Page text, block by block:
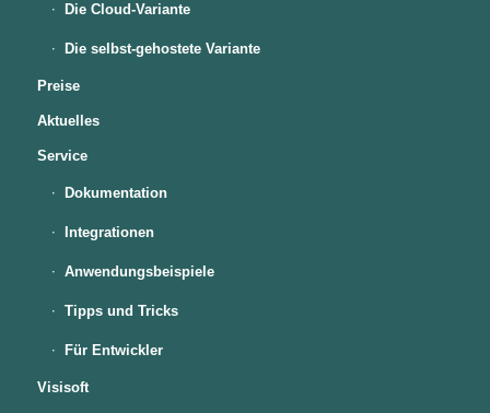
Die Cloud-Variante
Die selbst-gehostete Variante
Preise
Aktuelles
Service
Dokumentation
Integrationen
Anwendungsbeispiele
Tipps und Tricks
Für Entwickler
Visisoft